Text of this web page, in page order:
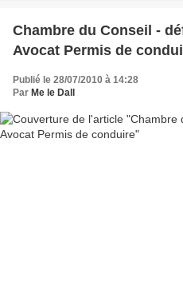
Chambre du Conseil -
Avocat Permis de
Publié le 28/07/2010 à 14:28
Par Me le Dall